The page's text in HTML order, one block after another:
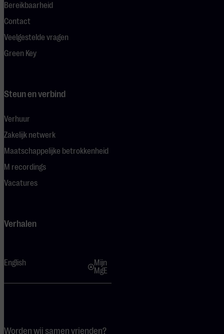
Bereikbaarheid
Contact
Veelgestelde vragen
Green Key
Steun en verbind
Verhuur
Zakelijk netwerk
Maatschappelijke betrokkenheid
M recordings
Vacatures
Verhalen
English
Mijn
MgE
Worden wij samen vrienden?